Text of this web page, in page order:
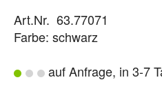
Art.Nr. 63.77071
Farbe: schwarz
auf Anfrage, in 3-7